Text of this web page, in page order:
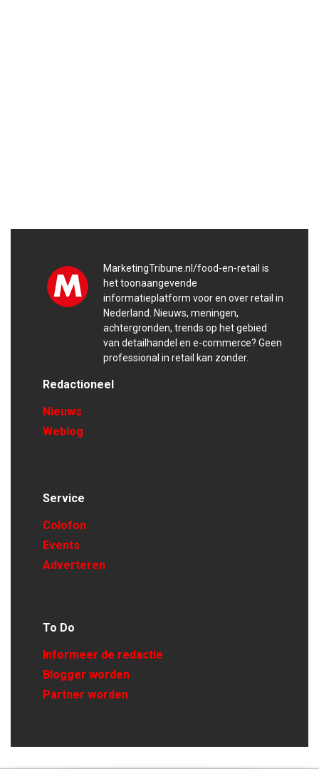
MarketingTribune.nl/food-en-retail is
het toonaangevende
informatieplatform voor en over retail in
Nederland. Nieuws, meningen,
achtergronden, trends op het gebied
van detailhandel en e-commerce? Geen
professional in retail kan zonder.
Redactioneel
Nieuws
Weblog
Service
Colofon
Events
Adverteren
To Do
Informeer de redactie
Blogger worden
Partner worden